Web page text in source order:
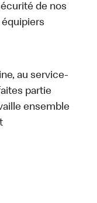
de nos
au service-
partie
ensemble